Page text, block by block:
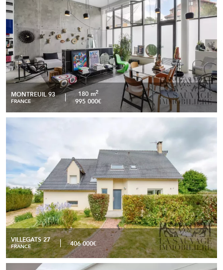
MONTREUIL 93
FRANCE
180 m2
995 000€
VILLEGATS 27
FRANCE 406 000€
Charmante maison de ville de 150 m² avec jardin arboré de
Propriété d’exception de – Maison de ville et loft ouverts
READ MORE